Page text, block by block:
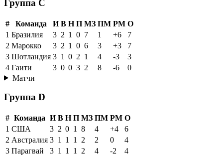
Группа C
# Команда И В Н П МЗ ПМ РМ О
1 Бразилия 3 2 1 0 7 1 +6
7
2 Марокко 3 2 1 0 6 3 +3
7
3 Шотландия 3 1 0 2 1 4 -3
3
4 Гаити 3 0 0 3 2 8 -6
0
Матчи
Группа D
# Команда И В Н П МЗ ПМ РМ О
1 США 3 2 0 1 8 4 +4
6
2 Австралия 3 1 1 1 2 2 0
4
3 Парагвай 3 1 1 1 2 4 -2
4